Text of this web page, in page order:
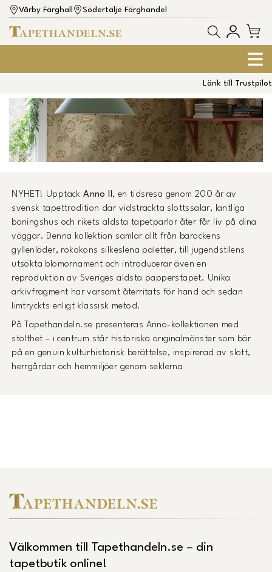
Vårby Färghall Södertälje Färghandel
Länk till Trustpilot
NYHET! UpptäckAnno II , en tidsresa genom 200 år av
svensk tapettradition där vidsträckta slottssalar, lantliga
boningshus och rikets äldsta tapetpärlor åter får liv på dina
väggar. Denna kollektion samlar allt från barockens
gyllenläder, rokokons silkeslena paletter, till jugendstilens
utsökta blomornament och introducerar även en
reproduktion av Sveriges äldsta papperstapet. Unika
arkivfragment har varsamt återritats för hand och sedan
limtryckts enligt klassisk metod.
På Tapethandeln.se presenteras Anno-kollektionen med
stolthet – i centrum står historiska originalmönster som bär
på en genuin kulturhistorisk berättelse, inspirerad av slott,
herrgårdar och hemmiljöer genom seklerna
Välkommen till Tapethandeln.se – din
tapetbutik online!